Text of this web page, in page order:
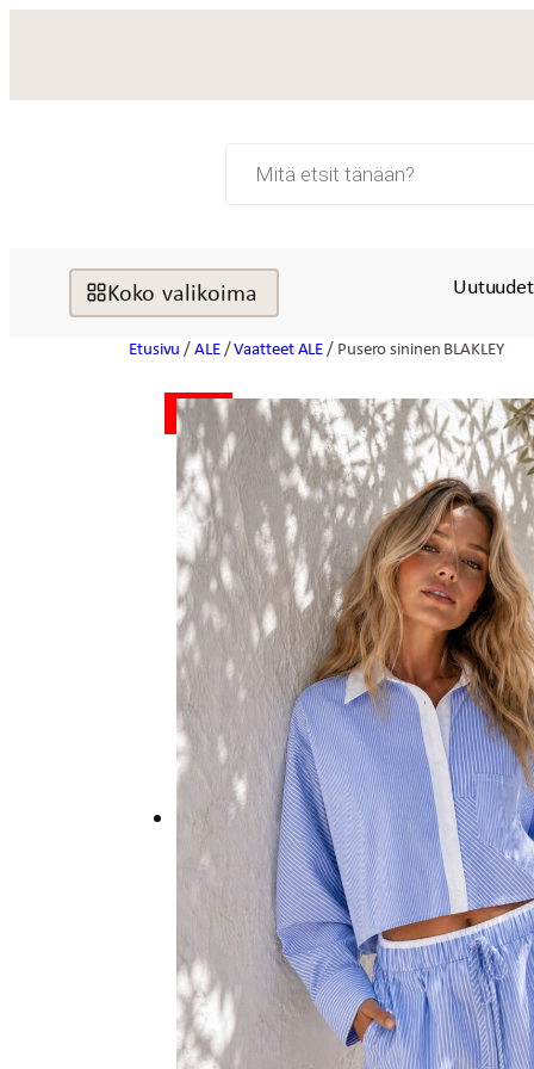
search
Koko valikoima Uutuudet
Etusivu /ALE/Vaatteet ALE/ Pusero sininen BLAKLEY
ALE